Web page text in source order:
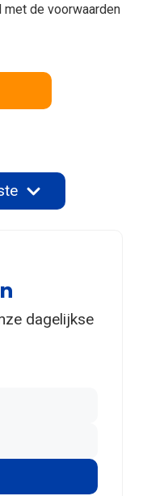
de voorwaarden
dagelijkse